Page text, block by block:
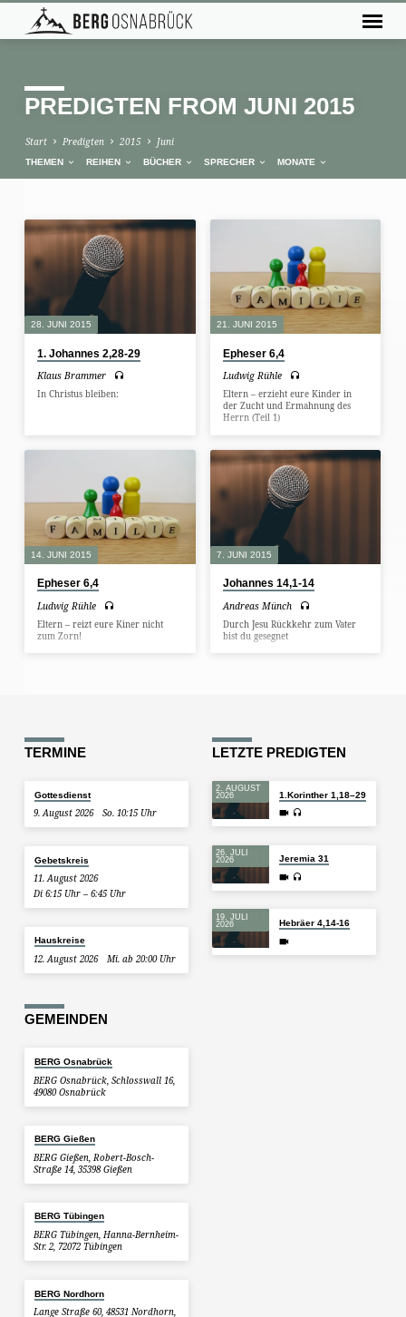
PREDIGTEN FROM JUNI 2015
Start Predigten 2015 Juni
THEMEN REIHEN BÜCHER SPRECHER MONATE
PREDIGTEN
FROM
JUNI
2015
28. JUNI 2015
1. Johannes 2,28-29
Klaus Brammer
In Christus bleiben:
21. JUNI 2015
Epheser 6,4
Ludwig Rühle
Eltern – erzieht eure Kinder in
der Zucht und Ermahnung des
Herrn (Teil 1)
14. JUNI 2015
Epheser 6,4
Ludwig Rühle
Eltern – reizt eure Kiner nicht
zum Zorn!
7. JUNI 2015
Johannes 14,1-14
Andreas Münch
Durch Jesu Rückkehr zum Vater
bist du gesegnet
TERMINE
Gottesdienst
9. August 2026 So. 10:15 Uhr
Gebetskreis
11. August 2026
Di 6:15 Uhr – 6:45 Uhr
Hauskreise
12. August 2026 Mi. ab 20:00 Uhr
LETZTE PREDIGTEN
2. AUGUST
2026
1.Korinther 1,18–29
26. JULI
2026
Jeremia 31
19. JULI
2026
Hebräer 4,14-16
GEMEINDEN
BERG Osnabrück
BERG Osnabrück, Schlosswall 16,
49080 Osnabrück
BERG Gießen
BERG Gießen, Robert-Bosch-
Straße 14, 35398 Gießen
BERG Tübingen
BERG Tübingen, Hanna-Bernheim-
Str. 2, 72072 Tübingen
BERG Nordhorn
Lange Straße 60, 48531 Nordhorn,